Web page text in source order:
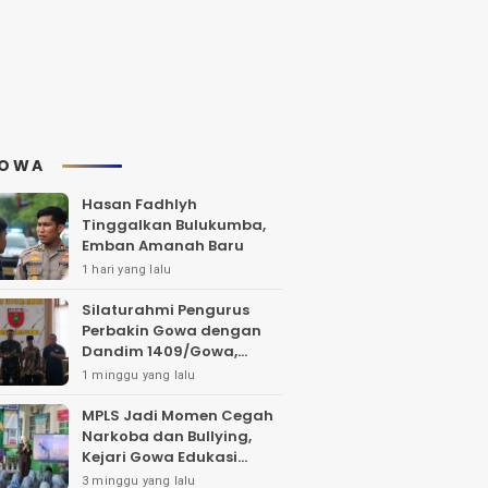
Hasan Fadhlyh
Tinggalkan Bulukumba,
Emban Amanah Baru
1 hari yang lalu
Silaturahmi Pengurus
Perbakin Gowa dengan
Dandim 1409/Gowa,
Bahas Pengembangan
Pembinaan Atlet
1 minggu yang lalu
MPLS Jadi Momen Cegah
Narkoba dan Bullying,
Kejari Gowa Edukasi
Pelajar Sejak Dini
3 minggu yang lalu